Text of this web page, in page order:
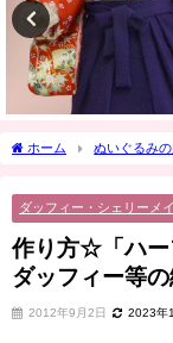
ホーム ぬいぐるみ
ダッフィー・シェリーメイ
作り方☆「ハー
ダッフィー等
2012年9月2日 2023年